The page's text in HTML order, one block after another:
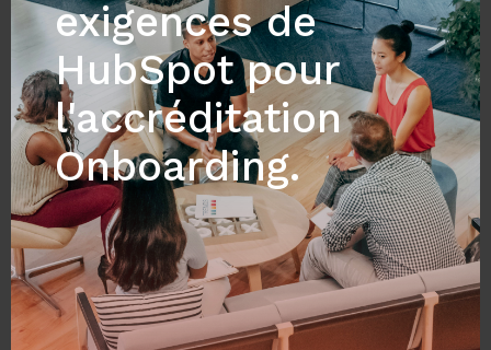
exigences de
HubSpot pour
l'accréditation
Onboarding.